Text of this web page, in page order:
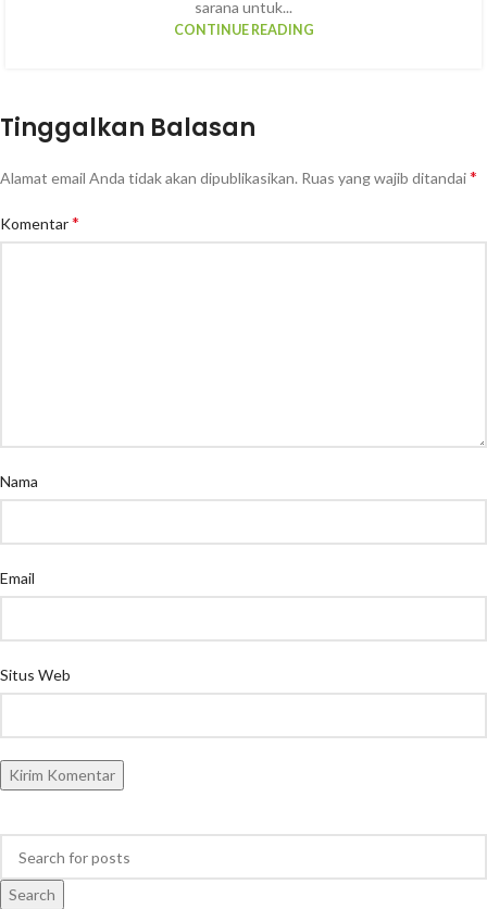
sarana untuk...
CONTINUE READING
Tinggalkan Balasan
Alamat email Anda tidak akan dipublikasikan. Ruas yang wajib ditandai*
Komentar*
Nama
Email
Situs Web
Search